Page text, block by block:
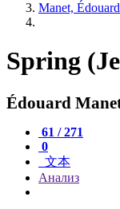
Manet, Édouard
Spring
Édouard
61 / 271
0
文本
Анализ